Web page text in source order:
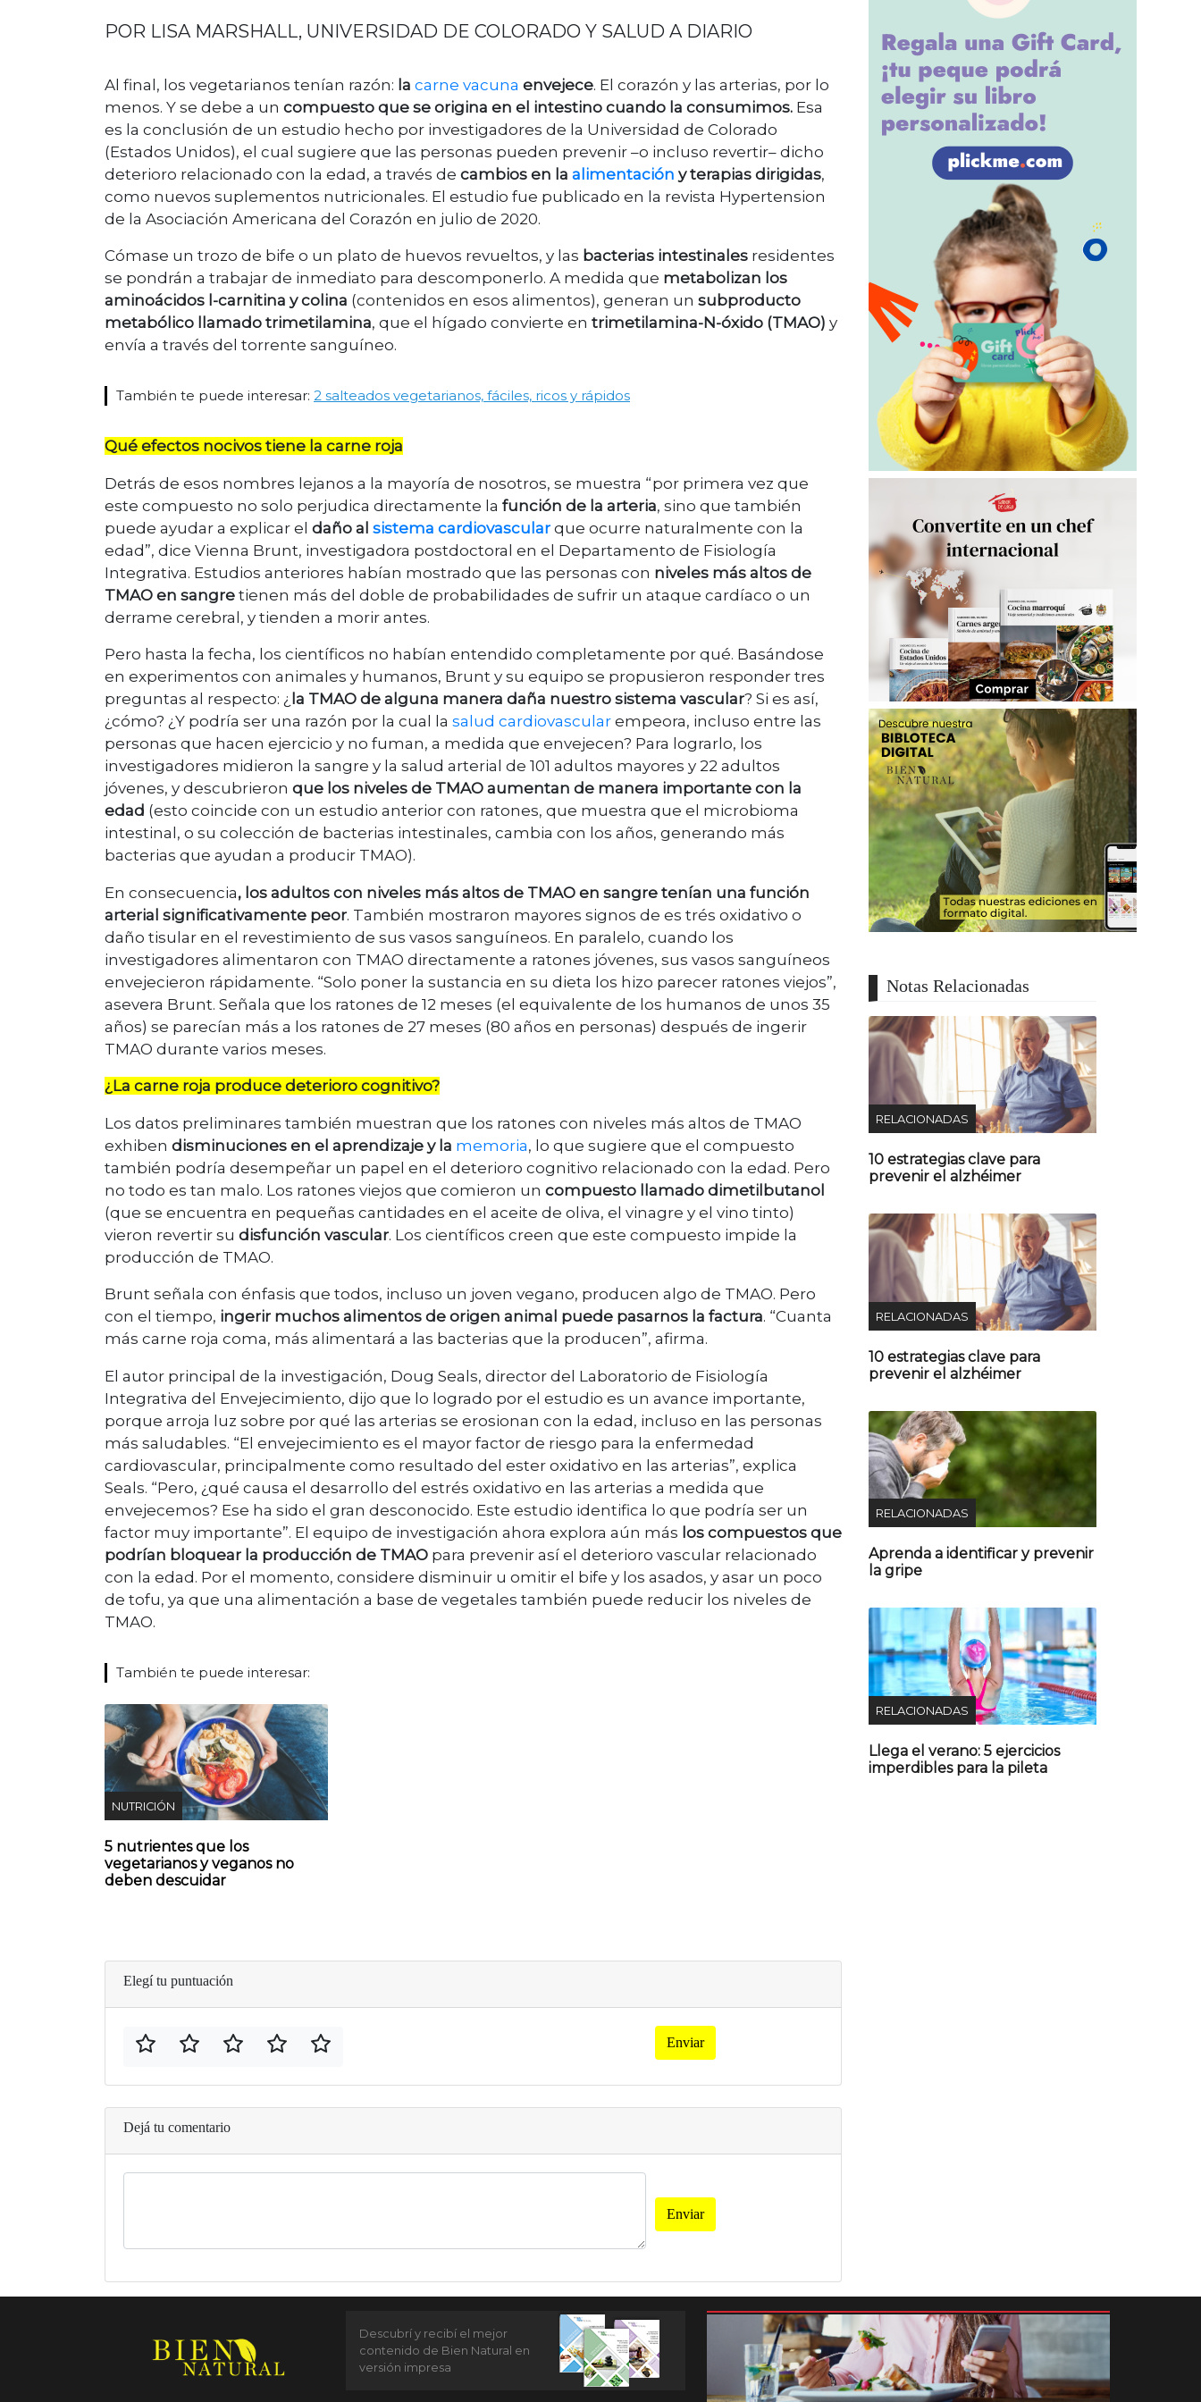
POR LISA MARSHALL, UNIVERSIDAD DE COLORADO Y SALUD A DIARIO
Al final, los vegetarianos tenían razón: la carne vacuna envejece. El corazón y las arterias, por lo
menos. Y se debe a un compuesto que se origina en el intestino cuando la consumimos. Esa
es la conclusión de un estudio hecho por investigadores de la Universidad de Colorado
(Estados Unidos), el cual sugiere que las personas pueden prevenir –o incluso revertir– dicho
deterioro relacionado con la edad, a través de cambios en la alimentación y terapias dirigidas,
como nuevos suplementos nutricionales. El estudio fue publicado en la revista Hypertension
de la Asociación Americana del Corazón en julio de 2020.
Cómase un trozo de bife o un plato de huevos revueltos, y las bacterias intestinales residentes
se pondrán a trabajar de inmediato para descomponerlo. A medida que metabolizan los
aminoácidos l-carnitina y colina (contenidos en esos alimentos), generan un subproducto
metabólico llamado trimetilamina, que el hígado convierte en trimetilamina-N-óxido (TMAO) y
envía a través del torrente sanguíneo.
También te puede interesar: 2 salteados vegetarianos, fáciles, ricos y rápidos
Qué efectos nocivos tiene la carne roja
Detrás de esos nombres lejanos a la mayoría de nosotros, se muestra “por primera vez que
este compuesto no solo perjudica directamente la función de la arteria, sino que también
puede ayudar a explicar el daño al sistema cardiovascular que ocurre naturalmente con la
edad”, dice Vienna Brunt, investigadora postdoctoral en el Departamento de Fisiología
Integrativa. Estudios anteriores habían mostrado que las personas con niveles más altos de
TMAO en sangre tienen más del doble de probabilidades de sufrir un ataque cardíaco o un
derrame cerebral, y tienden a morir antes.
Pero hasta la fecha, los científicos no habían entendido completamente por qué. Basándose
en experimentos con animales y humanos, Brunt y su equipo se propusieron responder tres
preguntas al respecto: ¿ la TMAO de alguna manera daña nuestro sistema vascular? Si es así,
¿cómo? ¿Y podría ser una razón por la cual la salud cardiovascular empeora, incluso entre las
personas que hacen ejercicio y no fuman, a medida que envejecen? Para lograrlo, los
investigadores midieron la sangre y la salud arterial de 101 adultos mayores y 22 adultos
jóvenes, y descubrieron que los niveles de TMAO aumentan de manera importante con la
edad (esto coincide con un estudio anterior con ratones, que muestra que el microbioma
intestinal, o su colección de bacterias intestinales, cambia con los años, generando más
bacterias que ayudan a producir TMAO).
En consecuencia, los adultos con niveles más altos de TMAO en sangre tenían una función
arterial significativamente peor. También mostraron mayores signos de es trés oxidativo o
daño tisular en el revestimiento de sus vasos sanguíneos. En paralelo, cuando los
investigadores alimentaron con TMAO directamente a ratones jóvenes, sus vasos sanguíneos
envejecieron rápidamente. “Solo poner la sustancia en su dieta los hizo parecer ratones viejos”,
asevera Brunt. Señala que los ratones de 12 meses (el equivalente de los humanos de unos 35
años) se parecían más a los ratones de 27 meses (80 años en personas) después de ingerir
TMAO durante varios meses.
¿La carne roja produce deterioro cognitivo?
Los datos preliminares también muestran que los ratones con niveles más altos de TMAO
exhiben disminuciones en el aprendizaje y la memoria, lo que sugiere que el compuesto
también podría desempeñar un papel en el deterioro cognitivo relacionado con la edad. Pero
no todo es tan malo. Los ratones viejos que comieron un compuesto llamado dimetilbutanol
(que se encuentra en pequeñas cantidades en el aceite de oliva, el vinagre y el vino tinto)
vieron revertir su disfunción vascular. Los científicos creen que este compuesto impide la
producción de TMAO.
Brunt señala con énfasis que todos, incluso un joven vegano, producen algo de TMAO. Pero
con el tiempo, ingerir muchos alimentos de origen animal puede pasarnos la factura. “Cuanta
más carne roja coma, más alimentará a las bacterias que la producen”, afirma.
El autor principal de la investigación, Doug Seals, director del Laboratorio de Fisiología
Integrativa del Envejecimiento, dijo que lo logrado por el estudio es un avance importante,
porque arroja luz sobre por qué las arterias se erosionan con la edad, incluso en las personas
más saludables. “El envejecimiento es el mayor factor de riesgo para la enfermedad
cardiovascular, principalmente como resultado del ester oxidativo en las arterias”, explica
Seals. “Pero, ¿qué causa el desarrollo del estrés oxidativo en las arterias a medida que
envejecemos? Ese ha sido el gran desconocido. Este estudio identifica lo que podría ser un
factor muy importante”. El equipo de investigación ahora explora aún más los compuestos que
podrían bloquear la producción de TMAO para prevenir así el deterioro vascular relacionado
con la edad. Por el momento, considere disminuir u omitir el bife y los asados, y asar un poco
de tofu, ya que una alimentación a base de vegetales también puede reducir los niveles de
TMAO.
También te puede interesar:
NUTRICIÓN
5 nutrientes que los
vegetarianos y veganos no
deben descuidar
Elegí tu puntuación
Enviar
Dejá tu comentario
Enviar
Notas Relacionadas
RELACIONADAS
10 estrategias clave para
prevenir el alzhéimer
RELACIONADAS
10 estrategias clave para
prevenir el alzhéimer
RELACIONADAS
Aprenda a identificar y prevenir
la gripe
RELACIONADAS
Llega el verano: 5 ejercicios
imperdibles para la pileta
Descubrí y recibí el mejor
contenido de Bien Natural en
versión impresa